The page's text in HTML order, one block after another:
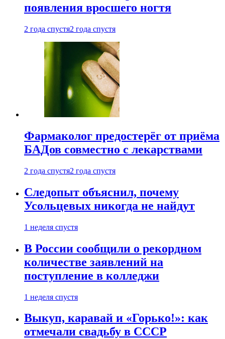
появления вросшего ногтя
2 года спустя2 года спустя
Фармаколог предостерёг от приёма
БАДов совместно с лекарствами
2 года спустя2 года спустя
Следопыт объяснил, почему
Усольцевых никогда не найдут
1 неделя спустя
В России сообщили о рекордном
количестве заявлений на
поступление в колледжи
1 неделя спустя
Выкуп, каравай и «Горько!»: как
отмечали свадьбу в СССР